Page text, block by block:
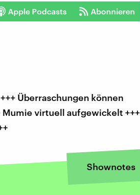
Apple Podcasts Abonnieren
Überraschungen können
virtuell aufgewickelt +++
Shownotes